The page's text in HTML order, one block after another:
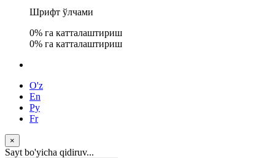
Шрифт ўлчами
0% га катталаштириш
0% га катталаштириш
O'z
En
Ру
Fr
×
Sayt bo'yicha qidiruv...